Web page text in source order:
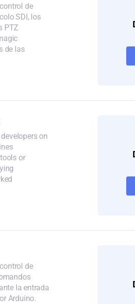
de
SDI, los
PTZ
de las
on
or
de
la entrada
Arduino.